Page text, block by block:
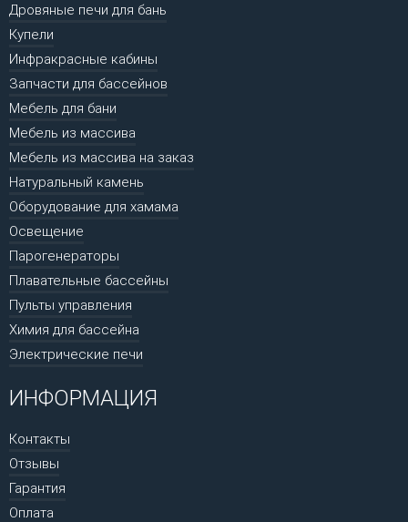
Дровяные печи для бань
Купели
Инфракрасные кабины
Запчасти для бассейнов
Мебель для бани
Мебель из массива
Мебель из массива на заказ
Натуральный камень
Оборудование для хамама
Освещение
Парогенераторы
Плавательные бассейны
Пульты управления
Химия для бассейна
Электрические печи
ИНФОРМАЦИЯ
Контакты
Отзывы
Гарантия
Оплата